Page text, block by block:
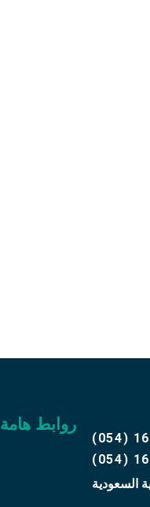
روابط هامة
(054)
(054)
السعودية